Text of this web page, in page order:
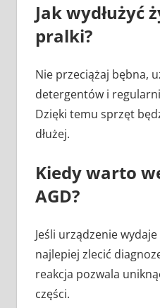
Jak wydłużyć
pralki?
Nie przeciążaj bębna,
detergentów i
Dzięki temu sprzęt
dłużej.
Kiedy warto
AGD?
Jeśli urządzenie
najlepiej zlecić
reakcja pozwala
części.